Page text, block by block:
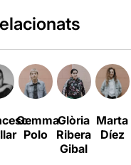
Gemma
Polo
Glòria
Ribera
Gibal
Marta
Díez